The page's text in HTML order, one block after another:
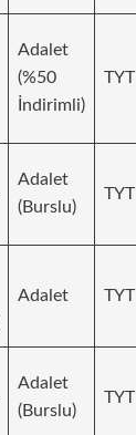
Adalet
(%50
İndirimli)
TYT
Adalet
(Burslu)
TYT
Adalet TYT
Adalet
(Burslu)
TYT